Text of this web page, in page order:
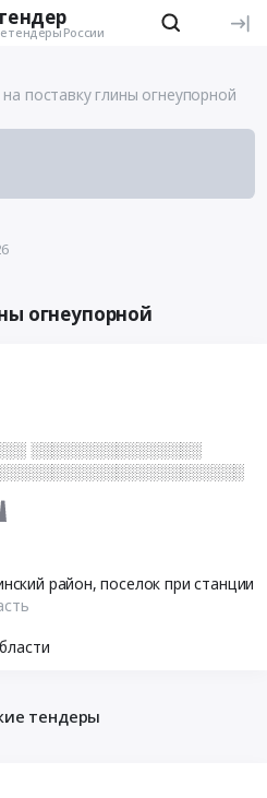
тендеры России
поставку глины огнеупорной
огнеупорной
░░░░░░░░░░░░░░░░
район, поселок при станции
тендеры